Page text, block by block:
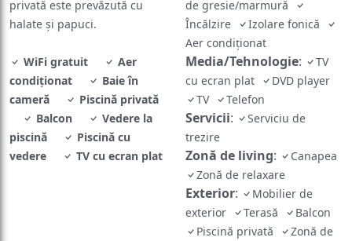
privată este prevăzută cu
halate şi papuci.
WiFi gratuit
Aer
condiționat
Baie în
cameră
Piscină privată
Balcon
Vedere la
piscină
Piscină cu
vedere
TV cu ecran plat
de gresie/marmură
Încălzire
Izolare fonică
Aer condiționat
Media/Tehnologie:
TV
cu ecran plat
DVD player
TV
Telefon
Servicii:
Serviciu de
trezire
Zonă de living:
Canapea
Zonă de relaxare
Exterior:
Mobilier de
exterior
Terasă
Balcon
Piscină privată
Zonă de